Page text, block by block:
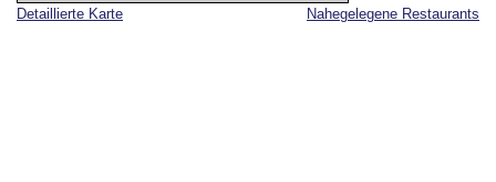
Nahegelegene Restaurants
Detaillierte Karte